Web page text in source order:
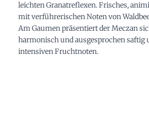
leichten Granatreflexen. Frisches,
mit verführerischen Noten von
Am Gaumen präsentiert der Meczan
harmonisch und ausgesprochen saftig
intensiven Fruchtnoten.